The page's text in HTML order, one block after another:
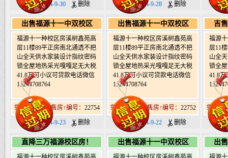
日期：2024-9-30 删除 日期：2024-9-28 删除 日
出售福源十一中双校区
福源十一种校区房溪树鑫苑高
层11楼89平正房南北通透不把
山全天供水家装设计指纹密码
锁全屋地热采光嘎嘎足无大税
41.8万可小议可贷款电话微信
15244708764
肇东北19道街售房↑编号： 22754
日期：2024-9-23 删除
出售福源十一中双校区
福源十一种校区房溪树鑫苑高
层11楼89平正房南北通透不把
山全天供水家装设计指纹密码
锁全屋地热采光嘎嘎足无大税
41.8万可小议可贷款电话微信
15244708764
肇东北19道街售房↑编号： 22752
日期：2024-9-22 删除
吉
福源
层11
山全
锁全
41.8
肇东北
日
直降三万福源校区房！ 出售福源十一中双校区 出